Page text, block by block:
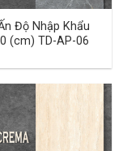
Độ Nhập Khẩu
(cm) TD-AP-06